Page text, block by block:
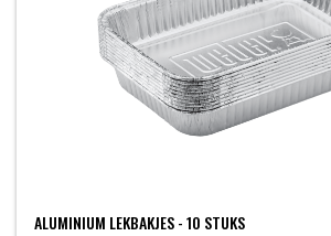
ALUMINIUM LEKBAKJES - 10 STUKS